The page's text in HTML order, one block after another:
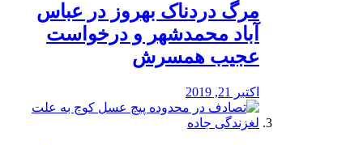
مرگ دردناک بهروز در عباس
آباد محمدشهر و درخواست
عجیب همسرش
اکتبر 21, 2019